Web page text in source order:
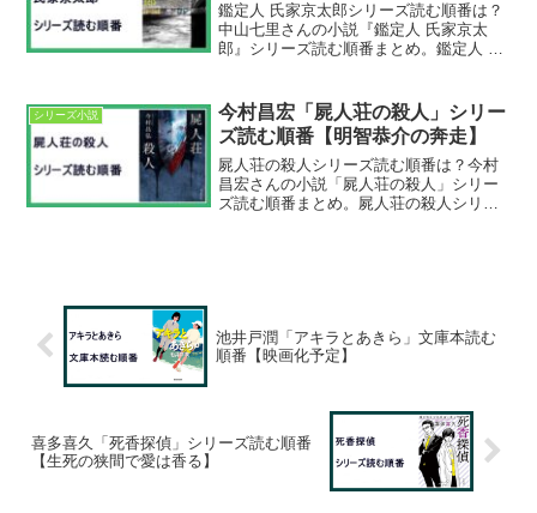
鑑定人 氏家京太郎シリーズ読む順番は？
中山七里さんの小説『鑑定人 氏家京太
郎』シリーズ読む順番まとめ。鑑定人 氏
家京太郎、奔る』。単行本が2025年3月
19日発売。鑑...
シリーズ小説
今村昌宏「屍人荘の殺人」シリー
ズ読む順番【明智恭介の奔走】
屍人荘の殺人シリーズ読む順番は？今村
昌宏さんの小説「屍人荘の殺人」シリー
ズ読む順番まとめ。屍人荘の殺人シリー
池井戸潤「アキラとあきら」文庫本読む
順番【映画化予定】
喜多喜久「死香探偵」シリーズ読む順番
【生死の狭間で愛は香る】